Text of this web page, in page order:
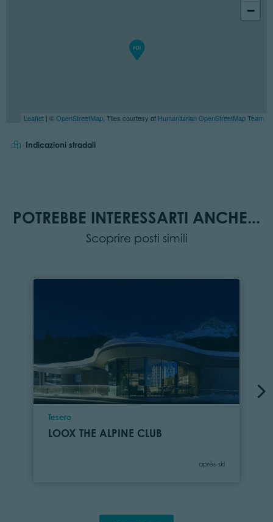
−
Leaflet | ©OpenStreetMap, Tiles courtesy of Humanitarian OpenStreetMap Team
Indicazioni stradali
POTREBBE INTERESSARTI ANCHE...
Scoprire posti simili
Località
Tesero
LOOX THE ALPINE CLUB
Categoria
après-ski